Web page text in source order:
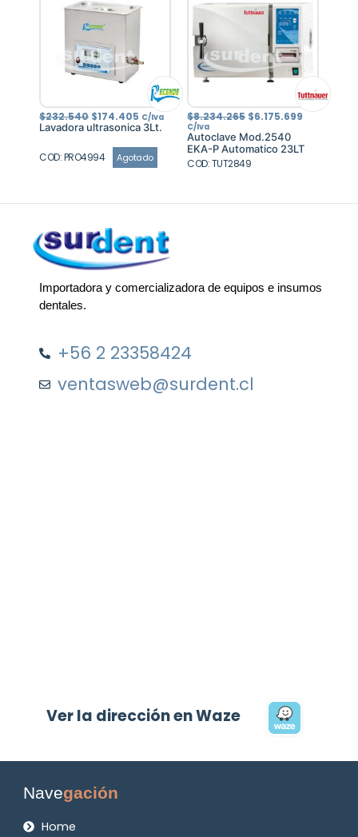
$232.540 El
precio
original
$232.540.
$174.405 El
precio
actual
es:
$174.405.
C/Iva
Lavadora ultrasonica 3Lt.
COD: PRO4994 Agotado
$8.234.265 El
precio
original
era:
$8.234.265.
$6.175.699
es:
C/Iva
Autoclave Mod.2540
EKA-P Automatico 23LT
COD: TUT2849
Importadora y comercializadora de equipos e insumos
dentales.
+56 2 23358424
ventasweb@surdent.cl
Ver la dirección en Waze
Navegación
Home